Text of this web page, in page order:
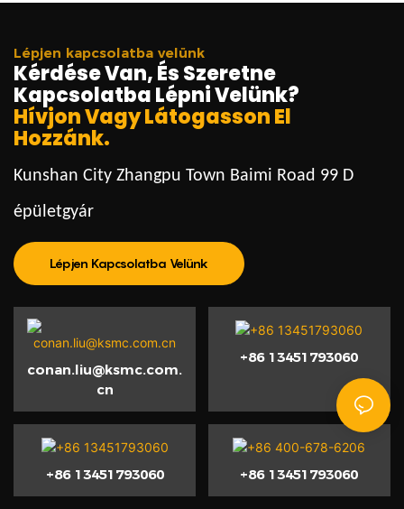
Lépjen kapcsolatba velünk
Kérdése Van, És Szeretne
Kapcsolatba Lépni Velünk?
Hívjon Vagy Látogasson El
Hozzánk.
Kunshan City Zhangpu Town Baimi Road 99 D
épületgyár
Lépjen Kapcsolatba Velünk
conan.liu@ksmc.com.
cn
+86 13451793060
+86 13451793060 +86 13451793060